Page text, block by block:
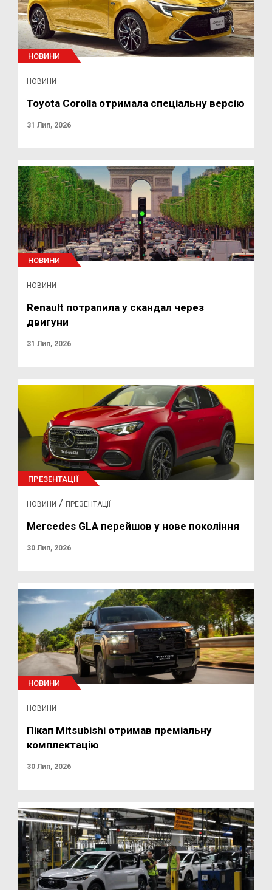
НОВИНИ
НОВИНИ
Toyota Corolla отримала спеціальну версію
31 Лип, 2026
НОВИНИ
НОВИНИ
Renault потрапила у скандал через
двигуни
31 Лип, 2026
ПРЕЗЕНТАЦІЇ
НОВИНИ / ПРЕЗЕНТАЦІЇ
Mercedes GLA перейшов у нове покоління
30 Лип, 2026
НОВИНИ
НОВИНИ
Пікап Mitsubishi отримав преміальну
комплектацію
30 Лип, 2026